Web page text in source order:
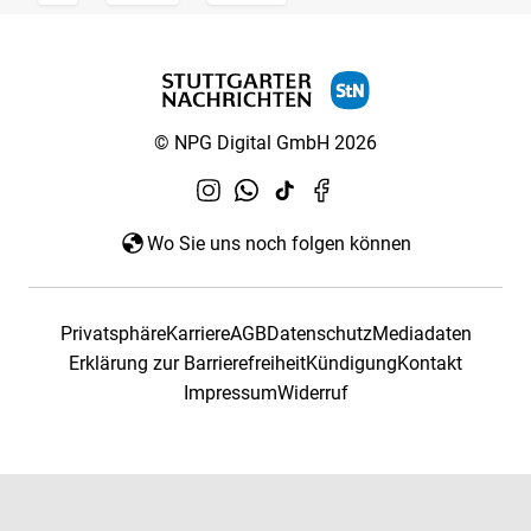
© NPG Digital GmbH 2026
Wo Sie uns noch folgen können
PrivatsphäreKarriereAGBDatenschutzMediadaten
Erklärung zur BarrierefreiheitKündigungKontakt
ImpressumWiderruf